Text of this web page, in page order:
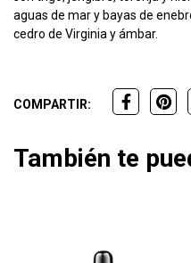
aguas de mar y bayas de
cedro de Virginia y ámbar.
COMPARTIR:
También te